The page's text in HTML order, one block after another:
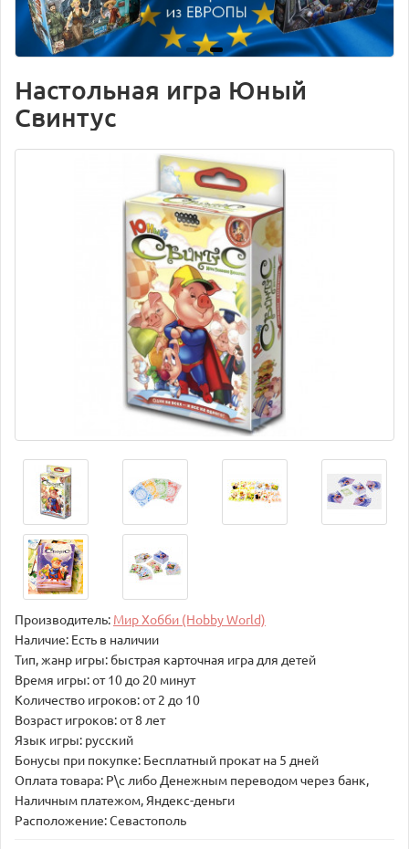
Настольная игра Юный
Свинтус
Производитель: Мир Хобби (Hobby World)
Наличие: Есть в наличии
Тип, жанр игры: быстрая карточная игра для детей
Время игры: от 10 до 20 минут
Количество игроков: от 2 до 10
Возраст игроков: от 8 лет
Язык игры: русский
Бонусы при покупке: Бесплатный прокат на 5 дней
Оплата товара: Р\с либо Денежным переводом через банк,
Наличным платежом, Яндекс-деньги
Расположение: Севастополь